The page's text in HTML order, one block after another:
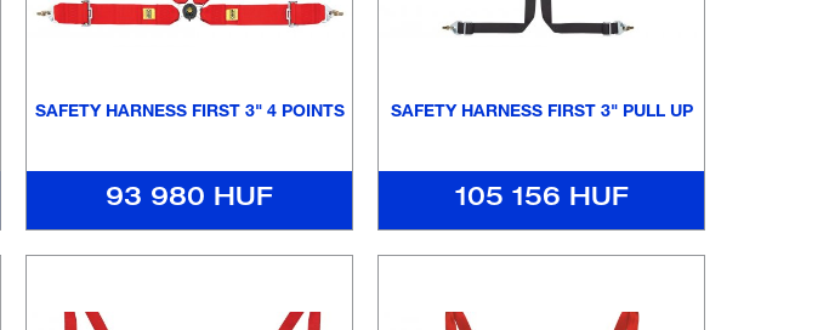
SAFETY HARNESS FIRST 3" 4 POINTS
93 980 HUF
SAFETY HARNESS FIRST 3" PULL UP
105 156 HUF